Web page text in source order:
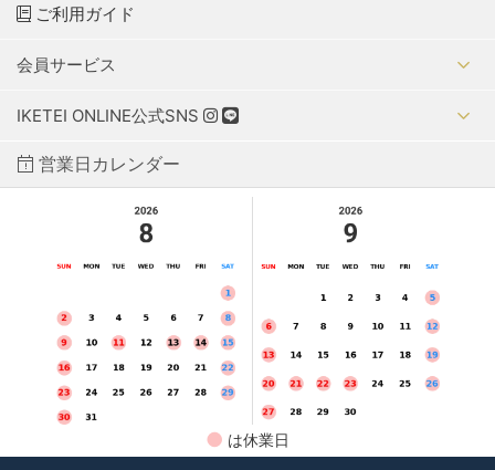
ご利用ガイド
会員サービス
IKETEI ONLINE公式SNS
営業日カレンダー
● は休業日